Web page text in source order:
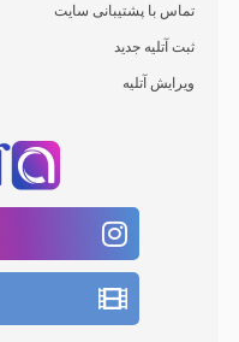
تماس با پشتیبانی سایت
ثبت آتلیه جدید
ویرایش آتلیه